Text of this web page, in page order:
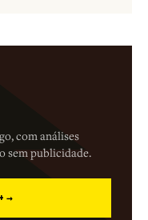
com análises
sem publicidade.
→